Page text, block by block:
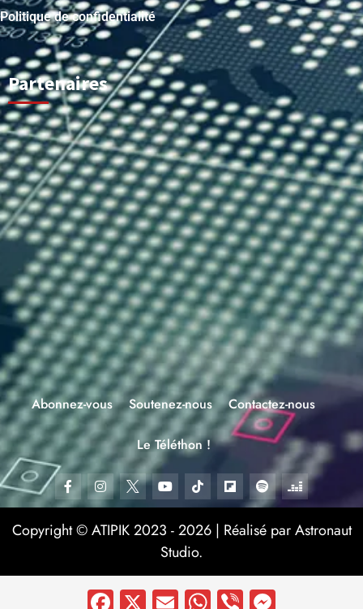
Politique de confidentialité
Partenaires
Abonnez-vous Soutenez-nous Contactez-nous
Le Téléthon !
Copyright © ATIPIK 2023 - 2026 | Réalisé par Astronaut
Studio.
Facebook
X EmailWhatsApp
Viber